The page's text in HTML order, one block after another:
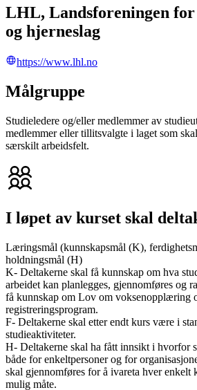
LHL, Landsforeningen
og hjerneslag
https://www.lhl.no
Målgruppe
Studieledere og/eller medlemmer av
medlemmer eller tillitsvalgte i laget som
særskilt arbeidsfelt.
I løpet av kurset skal
Læringsmål (kunnskapsmål (K),
holdningsmål (H)
K- Deltakerne skal få kunnskap om hva
arbeidet kan planlegges, gjennomføres og
få kunnskap om Lov om voksenopplæring
registreringsprogram.
F- Deltakerne skal etter endt kurs være i
studieaktiviteter.
H- Deltakerne skal ha fått innsikt i hvorfor
både for enkeltpersoner og for
skal gjennomføres for å ivareta hver enkelt
mulig måte.